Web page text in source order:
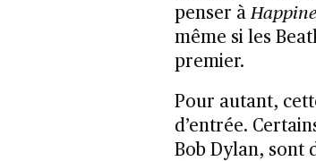
penser à
même si les
premier.
Pour autant,
d’entrée.
Bob Dylan, sont